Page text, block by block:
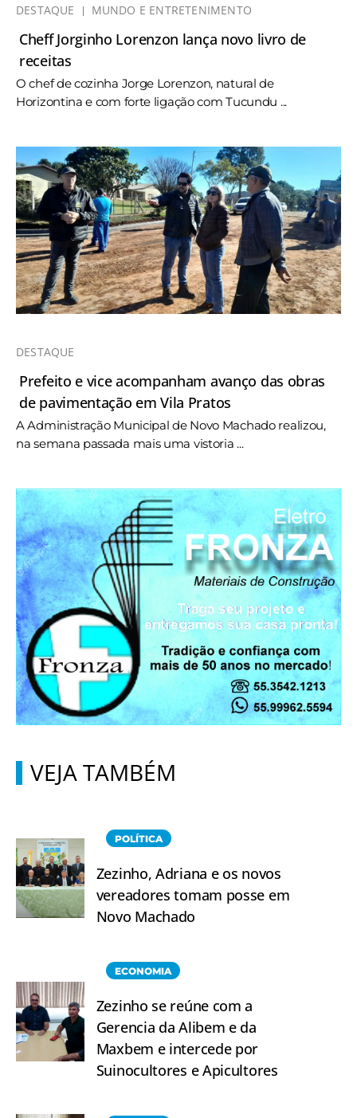
DESTAQUE MUNDO E ENTRETENIMENTO
Cheff Jorginho Lorenzon lança novo livro de
receitas
O chef de cozinha Jorge Lorenzon, natural de
Horizontina e com forte ligação com Tucundu ...
DESTAQUE
Prefeito e vice acompanham avanço das obras
de pavimentação em Vila Pratos
A Administração Municipal de Novo Machado realizou,
na semana passada mais uma vistoria ...
VEJA TAMBÉM
POLÍTICA
Zezinho, Adriana e os novos
vereadores tomam posse em
Novo Machado
ECONOMIA
Zezinho se reúne com a
Gerencia da Alibem e da
Maxbem e intercede por
Suinocultores e Apicultores